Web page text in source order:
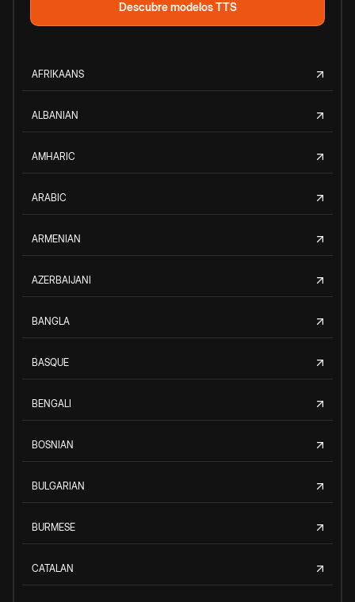
Descubre modelos TTS
AFRIKAANS
ALBANIAN
AMHARIC
ARABIC
ARMENIAN
AZERBAIJANI
BANGLA
BASQUE
BENGALI
BOSNIAN
BULGARIAN
BURMESE
CATALAN